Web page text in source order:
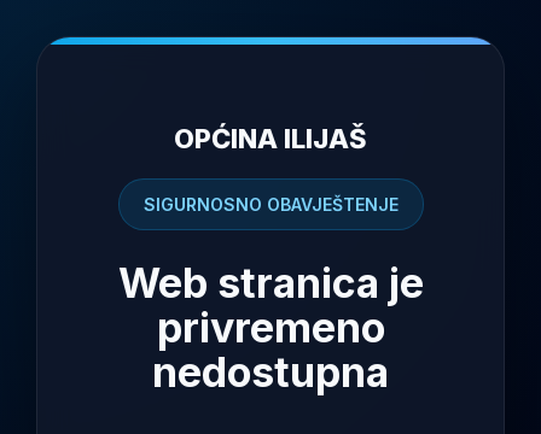
OPĆINA ILIJAŠ
SIGURNOSNO OBAVJEŠTENJE
Web stranica je
privremeno
nedostupna